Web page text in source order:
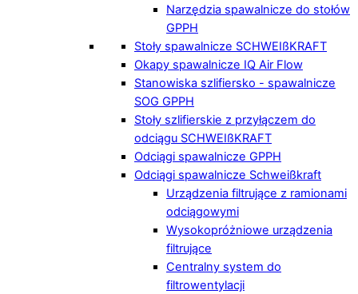
Narzędzia spawalnicze do stołów
GPPH
Stoły spawalnicze SCHWEIßKRAFT
Okapy spawalnicze IQ Air Flow
Stanowiska szlifiersko - spawalnicze
SOG GPPH
Stoły szlifierskie z przyłączem do
odciągu SCHWEIßKRAFT
Odciągi spawalnicze GPPH
Odciągi spawalnicze Schweißkraft
Urządzenia filtrujące z ramionami
odciągowymi
Wysokopróżniowe urządzenia
filtrujące
Centralny system do
filtrowentylacji